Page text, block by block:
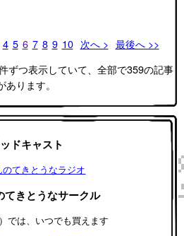
4 5 6 7 8 9 10 次へ > 最後へ >>
ずつ表示していて、全部で359の記事
あります。
ドキャスト
てきとうなラジオ
てきとうなサークル
では、いつでも買えます